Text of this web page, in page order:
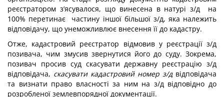
реєстратором з’ясувалося, що винесена в натурі з/д на
100% перетинає частину іншої більшої з/д, яка належить
відповідачу, що унеможливлює внесення її до кадастру.
Отже, кадастровий реєстратор відмовив у реєстрації з/д
позивача, чим змусив звернутися його до суду. Зокрема,
позивач просив суд скасувати державну реєстрацію з/д
відповідача, скасувати кадастровий номер з/двідповідача
та визнати право власності за ним на з/д відповідно до
розробленої землевпорядної документації.